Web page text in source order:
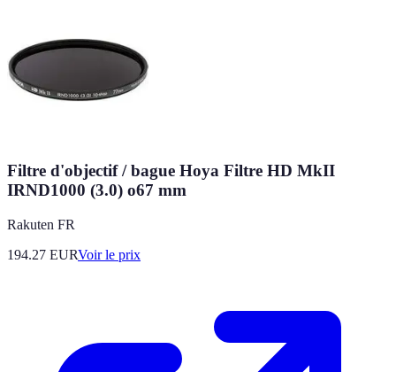
Filtre d'objectif / bague Hoya Filtre HD MkII
IRND1000 (3.0) o67 mm
Rakuten FR
194.27 EURVoir le prix